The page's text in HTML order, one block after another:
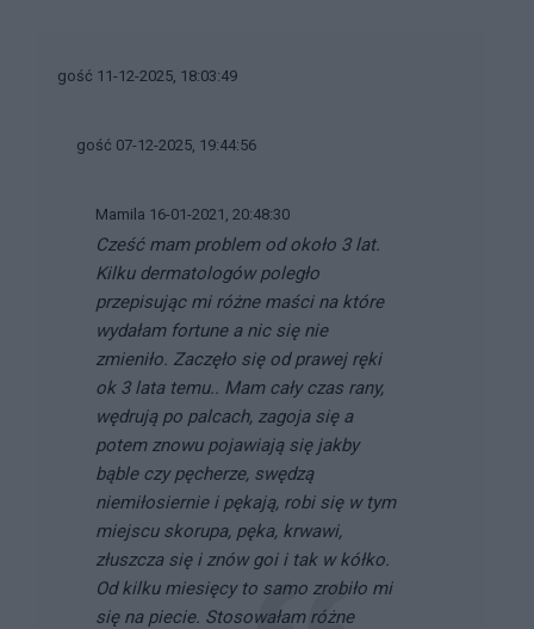
gość 11-12-2025, 18:03:49
gość 07-12-2025, 19:44:56
Mamila 16-01-2021, 20:48:30
Cześć mam problem od około 3 lat.
Kilku dermatologów poległo
przepisując mi różne maści na które
wydałam fortune a nic się nie
zmieniło. Zaczęło się od prawej ręki
ok 3 lata temu.. Mam cały czas rany,
wędrują po palcach, zagoja się a
potem znowu pojawiają się jakby
bąble czy pęcherze, swędzą
niemiłosiernie i pękają, robi się w tym
miejscu skorupa, pęka, krwawi,
złuszcza się i znów goi i tak w kółko.
Od kilku miesięcy to samo zrobiło mi
się na piecie. Stosowałam różne